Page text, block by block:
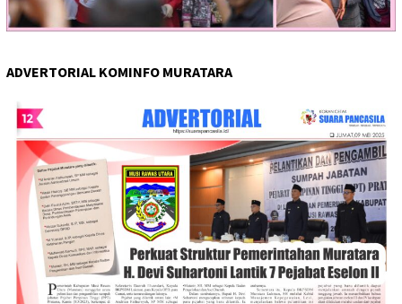
ADVERTORIAL KOMINFO MURATARA